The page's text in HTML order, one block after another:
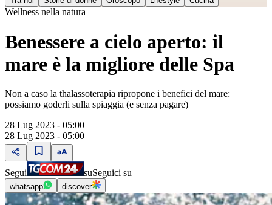
Wellness nella natura
Benessere a cielo aperto: il
mare è la migliore delle Spa
Non a caso la thalassoterapia ripropone i benefici del mare:
possiamo goderli sulla spiaggia (e senza pagare)
28 Lug 2023 - 05:00
28 Lug 2023 - 05:00
Segui suSeguici su
whatsapp discover